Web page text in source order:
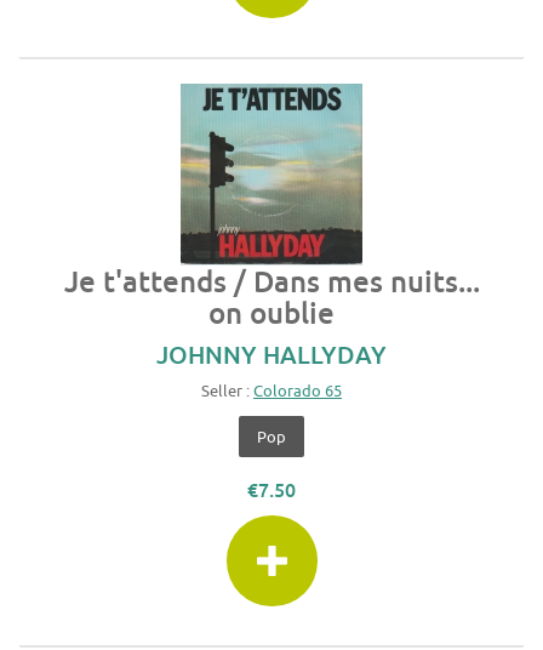
Je t'attends / Dans mes nuits...
on oublie
JOHNNY HALLYDAY
Seller :Colorado 65
Pop
€7.50